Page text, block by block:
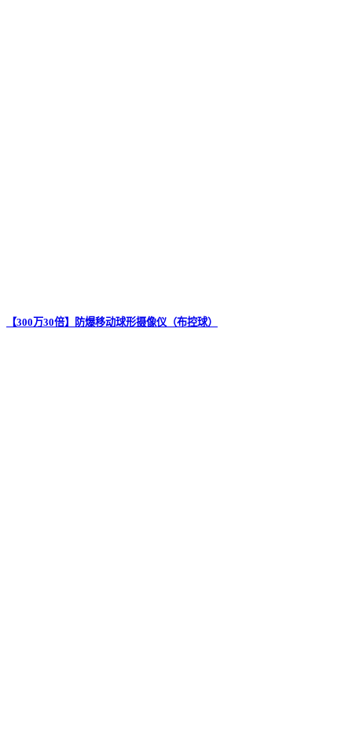
【300万30倍】防爆移动球形摄像仪（布控球）